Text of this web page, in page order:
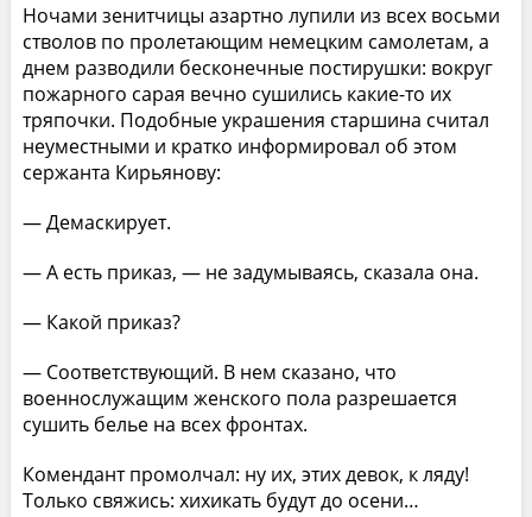
Ночами зенитчицы азартно лупили из всех восьми
стволов по пролетающим немецким самолетам, а
днем разводили бесконечные постирушки: вокруг
пожарного сарая вечно сушились какие-то их
тряпочки. Подобные украшения старшина считал
неуместными и кратко информировал об этом
сержанта Кирьянову:
— Демаскирует.
— А есть приказ, — не задумываясь, сказала она.
— Какой приказ?
— Соответствующий. В нем сказано, что
военнослужащим женского пола разрешается
сушить белье на всех фронтах.
Комендант промолчал: ну их, этих девок, к ляду!
Только свяжись: хихикать будут до осени…